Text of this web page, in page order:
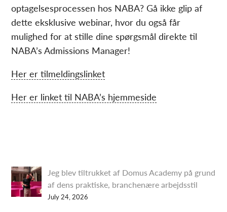
optagelsesprocessen hos NABA? Gå ikke glip af
dette eksklusive webinar, hvor du også får
mulighed for at stille dine spørgsmål direkte til
NABA’s Admissions Manager!
Her er tilmeldingslinket
Her er linket til NABA’s hjemmeside
Jeg blev tiltrukket af Domus Academy på grund
af dens praktiske, branchenære arbejdsstil
July 24, 2026